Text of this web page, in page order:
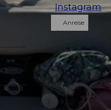
Instagram
Anreise